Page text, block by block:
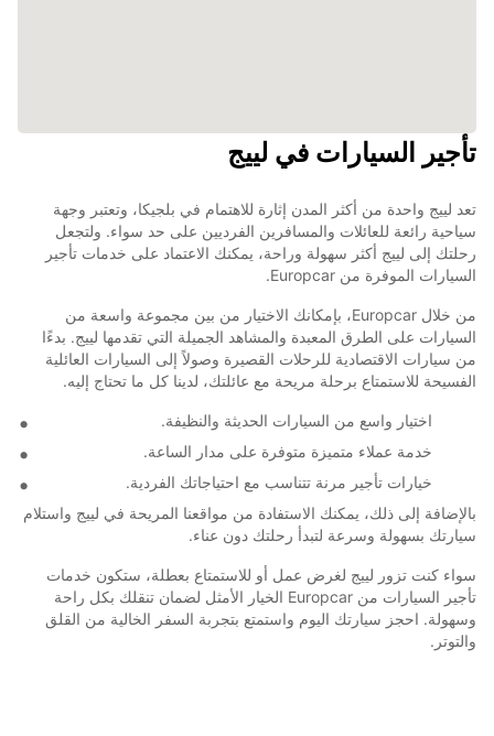
تأجير السيارات في لييج
تعد لييج واحدة من أكثر المدن إثارة للاهتمام في بلجيكا، وتعتبر وجهة
سياحية رائعة للعائلات والمسافرين الفرديين على حد سواء. ولتجعل
رحلتك إلى لييج أكثر سهولة وراحة، يمكنك الاعتماد على خدمات تأجير
السيارات الموفرة من Europcar.
من خلال Europcar، بإمكانك الاختيار من بين مجموعة واسعة من
السيارات على الطرق المعبدة والمشاهد الجميلة التي تقدمها لييج. بدءًا
من سيارات الاقتصادية للرحلات القصيرة وصولاً إلى السيارات العائلية
الفسيحة للاستمتاع برحلة مريحة مع عائلتك، لدينا كل ما تحتاج إليه.
اختيار واسع من السيارات الحديثة والنظيفة.
خدمة عملاء متميزة متوفرة على مدار الساعة.
خيارات تأجير مرنة تتناسب مع احتياجاتك الفردية.
بالإضافة إلى ذلك، يمكنك الاستفادة من مواقعنا المريحة في لييج واستلام
سيارتك بسهولة وسرعة لتبدأ رحلتك دون عناء.
سواء كنت تزور لييج لغرض عمل أو للاستمتاع بعطلة، ستكون خدمات
تأجير السيارات من Europcar الخيار الأمثل لضمان تنقلك بكل راحة
وسهولة. احجز سيارتك اليوم واستمتع بتجربة السفر الخالية من القلق
والتوتر.